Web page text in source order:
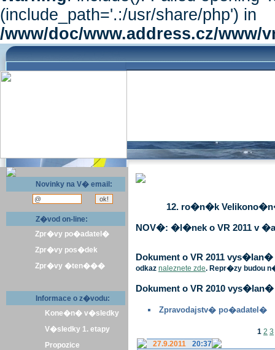
(include_path='.:/usr/share/php') in
/www/doc/www.address.cz/www/
Novinky na V� email:
Z�vod on-line:
Zpr�vy po�adatel�
Zpr�vy pos�dek
Zpr�vy �ten���
Informace o z�vodu:
Kone�n� v�sledky
V�sledky 1. etapy
Propozice
12. ro�n�k
NOV�: �l�nek o VR 2011 v
Dokument o VR 2011
odkaz naleznete zde. Repr�zy budou
Dokument o VR 2010
Zpravodajstv� po�adatel�
1 2 3
27.9.2011
20:37